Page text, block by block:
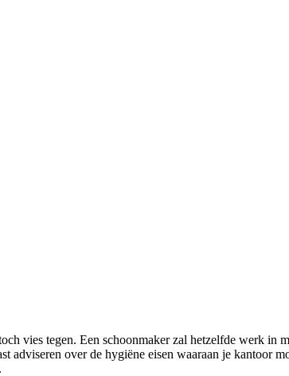
vies tegen. Een schoonmaker zal hetzelfde werk in
over de hygiëne eisen waaraan je kantoor